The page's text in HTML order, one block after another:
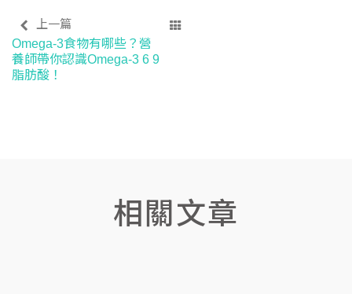
上一篇
Omega-3食物有哪些？營
養師帶你認識Omega-3 6 9
脂肪酸！
相關文章